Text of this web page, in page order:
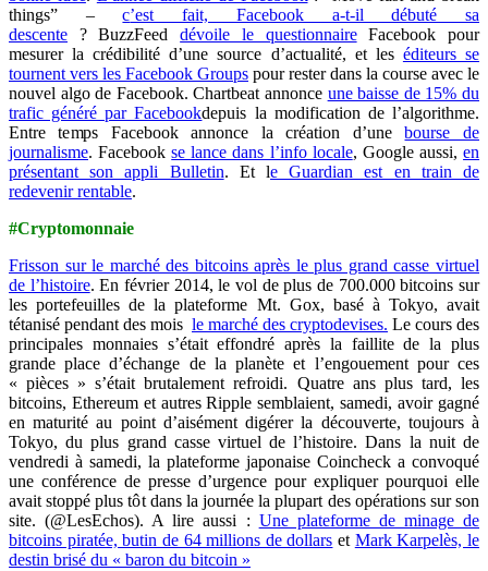
things” –c’est fait, Facebook a-t-il débuté sa
descente ? BuzzFeeddévoile le questionnaireFacebook pour
mesurer la crédibilité d’une source d’actualité, et les éditeurs se
tournent vers les Facebook Groups pour rester dans la course avec le
nouvel algo de Facebook. Chartbeat annonce une baisse de 15% du
trafic généré par Facebookdepuis la modification de l’algorithme.
Entre temps Facebook annonce la création d’unebourse de
journalisme.Facebookse lance dans l’info locale, Google aussi,en
présentant son appli Bulletin. Et le Guardian est en train de
redevenir rentable.
#Cryptomonnaie
Frisson sur le marché des bitcoins après le plus grand casse virtuel
de l’histoire. En février 2014, le vol de plus de 700.000 bitcoins sur
les portefeuilles de la plateforme Mt. Gox, basé à Tokyo, avait
tétanisé pendant des mois le marché des cryptodevises. Le cours des
principales monnaies s’était effondré après la faillite de la plus
grande place d’échange de la planète et l’engouement pour ces
« pièces » s’était brutalement refroidi. Quatre ans plus tard, les
bitcoins, Ethereum et autres Ripple semblaient, samedi, avoir gagné
en maturité au point d’aisément digérer la découverte, toujours à
Tokyo, du plus grand casse virtuel de l’histoire. Dans la nuit de
vendredi à samedi, la plateforme japonaise Coincheck a convoqué
une conférence de presse d’urgence pour expliquer pourquoi elle
avait stoppé plus tôt dans la journée la plupart des opérations sur son
site. (@LesEchos). A lire aussi : Une plateforme de minage de
bitcoins piratée, butin de 64 millions de dollars et Mark Karpelès, le
destin brisé du « baron du bitcoin »